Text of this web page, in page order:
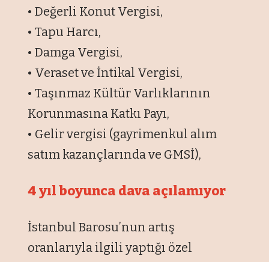
• Değerli Konut Vergisi,
• Tapu Harcı,
• Damga Vergisi,
• Veraset ve İntikal Vergisi,
• Taşınmaz Kültür Varlıklarının
Korunmasına Katkı Payı,
• Gelir vergisi (gayrimenkul alım
satım kazançlarında ve GMSİ),
4 yıl boyunca dava açılamıyor
İstanbul Barosu’nun artış
oranlarıyla ilgili yaptığı özel